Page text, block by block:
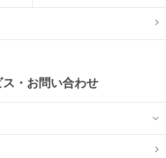
ス・お問い合わせ